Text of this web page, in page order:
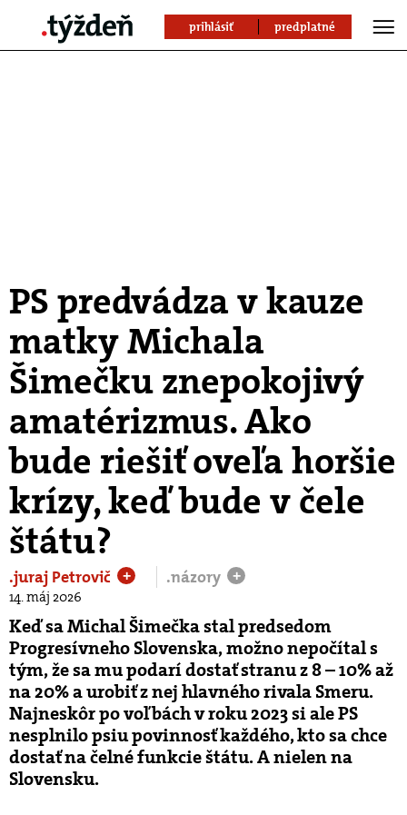
prihlásiť predplatné
PS predvádza v kauze
matky Michala
Šimečku znepokojivý
amatérizmus. Ako
bude riešiť oveľa horšie
krízy, keď bude v čele
štátu?
.juraj Petrovič + .názory +
14. máj 2026
Keď sa Michal Šimečka stal predsedom
Progresívneho Slovenska, možno nepočítal s
tým, že sa mu podarí dostať stranu z 8 – 10% až
na 20% a urobiť z nej hlavného rivala Smeru.
Najneskôr po voľbách v roku 2023 si ale PS
nesplnilo psiu povinnosť každého, kto sa chce
dostať na čelné funkcie štátu. A nielen na
Slovensku.